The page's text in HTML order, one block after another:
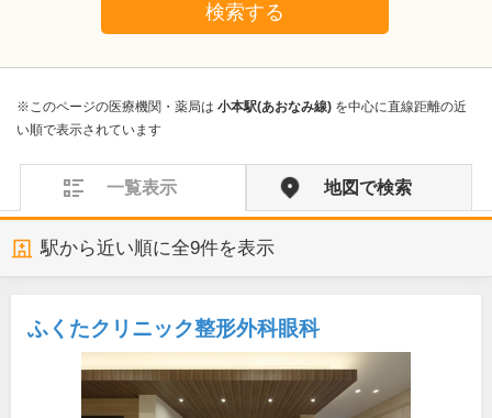
検索する
※このページの医療機関・薬局は 小本駅(あおなみ線) を中心に直線距離の近
い順で表示されています
一覧表示 地図で検索
駅から近い順に全9件を表示
ふくたクリニック整形外科眼科